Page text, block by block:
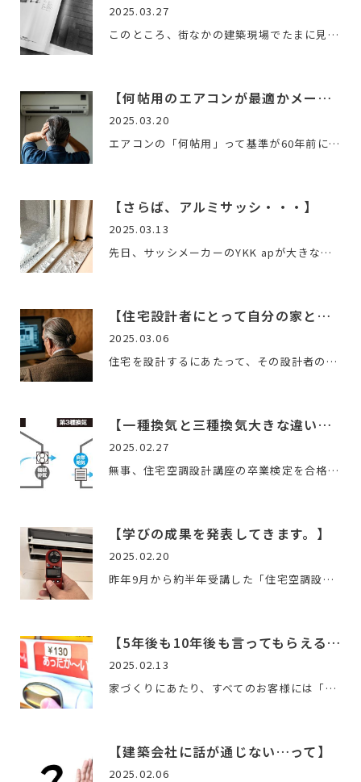
2025.03.27
このところ、街なかの建築現場でたまに見かける事が増えた外壁…
【何帖用のエアコンが最適かメーカーは判断できない・・・・】
2025.03.20
エアコンの「何帖用」って基準が60年前に決まったものって話、…
【さらば、アルミサッシ・・・】
2025.03.13
先日、サッシメーカーのYKK apが大きな発表をしました。その発…
【住宅設計者にとって自分の家とは。。。】
2025.03.06
住宅を設計するにあたって、その設計者の体験が、建築に多大な…
【一種換気と三種換気大きな違いは何か？】
2025.02.27
無事、住宅空調設計講座の卒業検定を合格したので、今日は空調…
【学びの成果を発表してきます。】
2025.02.20
昨年9月から約半年受講した「住宅空調設計講座」。日本で、プロ…
【5年後も10年後も言ってもらえる言葉。】
2025.02.13
家づくりにあたり、すべてのお客様には「こだわり」があります…
【建築会社に話が通じない…って】
2025.02.06